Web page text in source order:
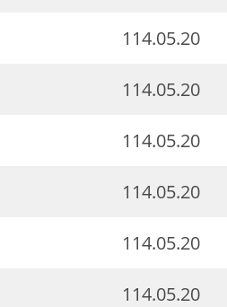
114.05.20
114.05.20
114.05.20
114.05.20
114.05.20
114.05.20